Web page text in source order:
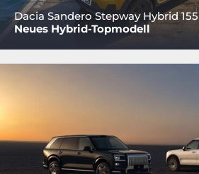
Dacia Sandero Stepway Hybrid 155
Neues Hybrid-Topmodell